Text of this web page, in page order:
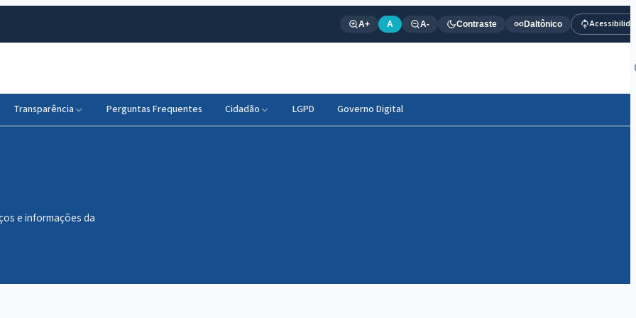
A+ A A- Contraste Daltônico
Transparência Perguntas Frequentes Cidadão LGPD Governo Digital
e informações da